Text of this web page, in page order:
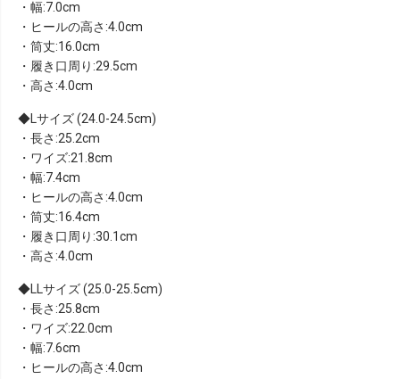
・幅:7.0cm
・ヒールの高さ:4.0cm
・筒丈:16.0cm
・履き口周り:29.5cm
・高さ:4.0cm
Lサイズ (24.0-24.5cm)
・長さ:25.2cm
・ワイズ:21.8cm
・幅:7.4cm
・ヒールの高さ:4.0cm
・筒丈:16.4cm
・履き口周り:30.1cm
・高さ:4.0cm
LLサイズ (25.0-25.5cm)
・長さ:25.8cm
・ワイズ:22.0cm
・幅:7.6cm
・ヒールの高さ:4.0cm